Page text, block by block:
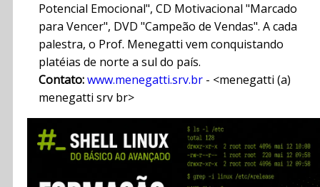
Potencial Emocional", CD Motivacional "Marcado
para Vencer", DVD "Campeão de Vendas". A cada
palestra, o Prof. Menegatti vem conquistando
platéias de norte a sul do país.
Contato:www.menegatti.srv.br - <menegatti (a)
menegatti srv br>